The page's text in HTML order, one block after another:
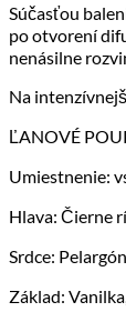
Súčasťou
po otvorení
nenásilne
Na
ĽANOVÉ
Umiestnenie:
Hlava: Čierne
Srdce:
Základ: